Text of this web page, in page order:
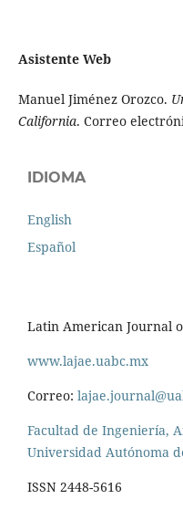
Asistente Web
Manuel Jiménez Orozco.
California. Correo
IDIOMA
English
Español
Latin American Journal
www.lajae.uabc.mx
Correo:
Facultad de Ingeniería,
Universidad Autónoma
ISSN 2448-5616